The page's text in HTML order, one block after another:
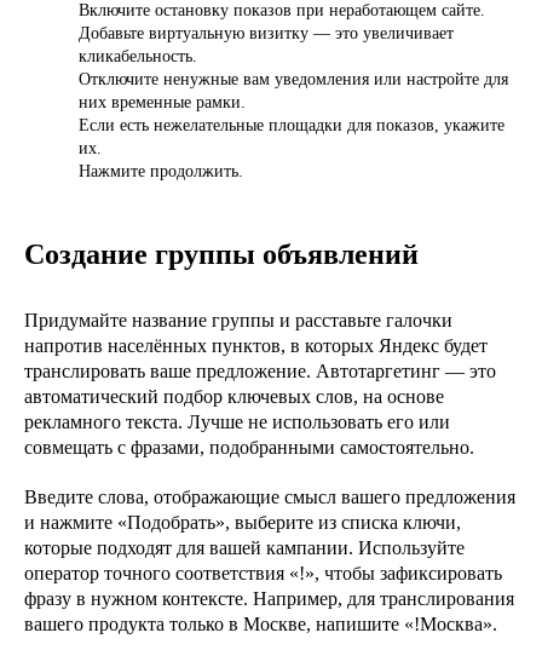
Включите остановку показов при неработающем сайте.
Добавьте виртуальную визитку — это увеличивает
кликабельность.
Отключите ненужные вам уведомления или настройте для
них временные рамки.
Если есть нежелательные площадки для показов, укажите
их.
Нажмите продолжить.
Создание группы объявлений
Придумайте название группы и расставьте галочки
напротив населённых пунктов, в которых Яндекс будет
транслировать ваше предложение. Автотаргетинг — это
автоматический подбор ключевых слов, на основе
рекламного текста. Лучше не использовать его или
совмещать с фразами, подобранными самостоятельно.
Введите слова, отображающие смысл вашего предложения
и нажмите «Подобрать», выберите из списка ключи,
которые подходят для вашей кампании. Используйте
оператор точного соответствия «!», чтобы зафиксировать
фразу в нужном контексте. Например, для транслирования
вашего продукта только в Москве, напишите «!Москва».